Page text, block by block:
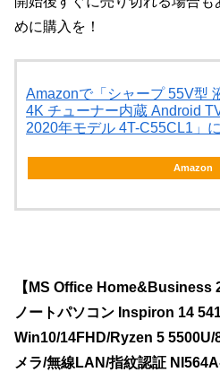
めに購入を！
Amazonで「シャープ 55V型
4K チューナー内蔵 Android
2020年モデル 4T-C55CL1」
Amazon
【MS Office Home&Business
ノートパソコン Inspiron 14
Win10/14FHD/Ryzen 5
メラ/無線LAN/指紋認証